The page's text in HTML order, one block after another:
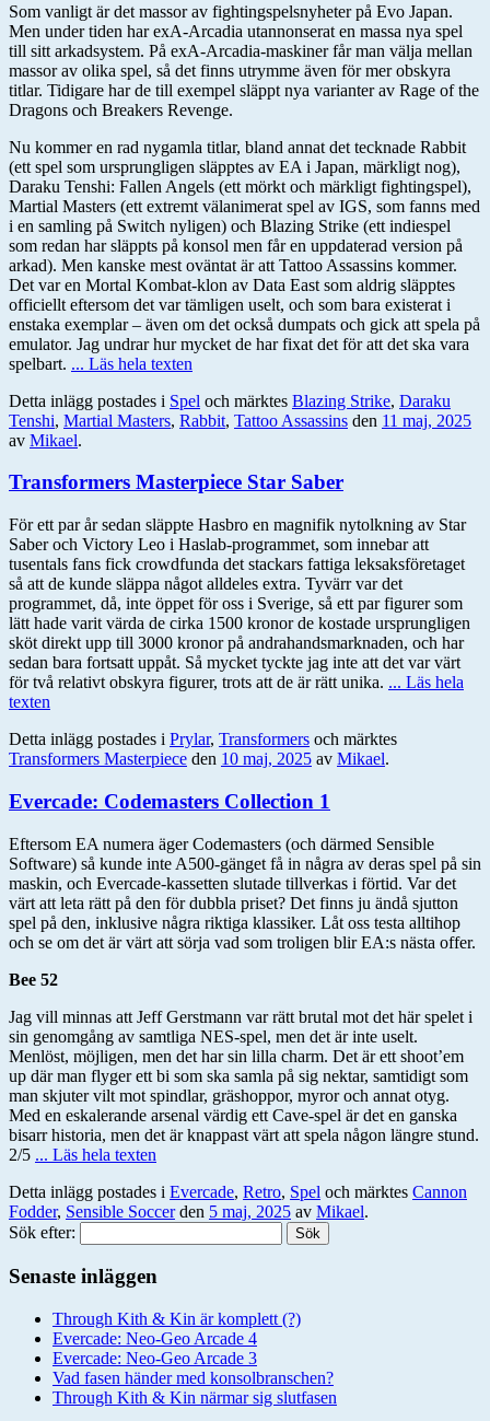
Som vanligt är det massor av fightingspelsnyheter på Evo Japan.
Men under tiden har exA-Arcadia utannonserat en massa nya spel
till sitt arkadsystem. På exA-Arcadia-maskiner får man välja mellan
massor av olika spel, så det finns utrymme även för mer obskyra
titlar. Tidigare har de till exempel släppt nya varianter av Rage of the
Dragons och Breakers Revenge.
Nu kommer en rad nygamla titlar, bland annat det tecknade Rabbit
(ett spel som ursprungligen släpptes av EA i Japan, märkligt nog),
Daraku Tenshi: Fallen Angels (ett mörkt och märkligt fightingspel),
Martial Masters (ett extremt välanimerat spel av IGS, som fanns med
i en samling på Switch nyligen) och Blazing Strike (ett indiespel
som redan har släppts på konsol men får en uppdaterad version på
arkad). Men kanske mest oväntat är att Tattoo Assassins kommer.
Det var en Mortal Kombat-klon av Data East som aldrig släpptes
officiellt eftersom det var tämligen uselt, och som bara existerat i
enstaka exemplar – även om det också dumpats och gick att spela på
emulator. Jag undrar hur mycket de har fixat det för att det ska vara
spelbart. ... Läs hela texten
Detta inlägg postades i Spel och märktes Blazing Strike, Daraku
Tenshi, Martial Masters, Rabbit, Tattoo Assassins den 11 maj, 2025
av Mikael.
Transformers Masterpiece Star Saber
För ett par år sedan släppte Hasbro en magnifik nytolkning av Star
Saber och Victory Leo i Haslab-programmet, som innebar att
tusentals fans fick crowdfunda det stackars fattiga leksaksföretaget
så att de kunde släppa något alldeles extra. Tyvärr var det
programmet, då, inte öppet för oss i Sverige, så ett par figurer som
lätt hade varit värda de cirka 1500 kronor de kostade ursprungligen
sköt direkt upp till 3000 kronor på andrahandsmarknaden, och har
sedan bara fortsatt uppåt. Så mycket tyckte jag inte att det var värt
för två relativt obskyra figurer, trots att de är rätt unika. ... Läs hela
texten
Detta inlägg postades i Prylar, Transformers och märktes
Transformers Masterpiece den 10 maj, 2025 av Mikael.
Evercade: Codemasters Collection 1
Eftersom EA numera äger Codemasters (och därmed Sensible
Software) så kunde inte A500-gänget få in några av deras spel på sin
maskin, och Evercade-kassetten slutade tillverkas i förtid. Var det
värt att leta rätt på den för dubbla priset? Det finns ju ändå sjutton
spel på den, inklusive några riktiga klassiker. Låt oss testa alltihop
och se om det är värt att sörja vad som troligen blir EA:s nästa offer.
Bee 52
Jag vill minnas att Jeff Gerstmann var rätt brutal mot det här spelet i
sin genomgång av samtliga NES-spel, men det är inte uselt.
Menlöst, möjligen, men det har sin lilla charm. Det är ett shoot’em
up där man flyger ett bi som ska samla på sig nektar, samtidigt som
man skjuter vilt mot spindlar, gräshoppor, myror och annat otyg.
Med en eskalerande arsenal värdig ett Cave-spel är det en ganska
bisarr historia, men det är knappast värt att spela någon längre stund.
2/5 ... Läs hela texten
Detta inlägg postades i Evercade, Retro, Spel och märktes Cannon
Fodder, Sensible Soccerden 5 maj, 2025 av Mikael.
Sök efter:
Senaste inläggen
Through Kith & Kin är komplett (?)
Evercade: Neo-Geo Arcade 4
Evercade: Neo-Geo Arcade 3
Vad fasen händer med konsolbranschen?
Through Kith & Kin närmar sig slutfasen